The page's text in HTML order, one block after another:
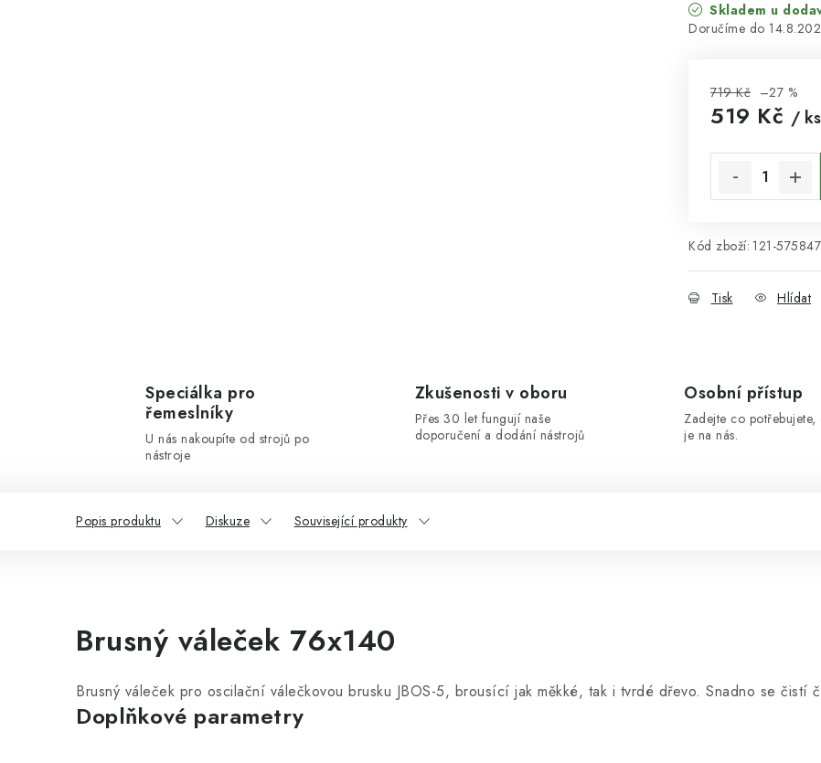
Skladem u
719 Kč –27 %
519 Kč / ks
Kód zboží: 121-575847
Tisk Hlídat
Speciálka pro
řemeslníky
U nás nakoupíte od strojů po
nástroje
Zkušenosti v oboru
Přes 30 let fungují naše
doporučení a dodání nástrojů
Osobní přístup
Zadejte co potřebujete,
je na nás.
Popis produktu Diskuze Související produkty
Brusný váleček 76x140
Brusný váleček pro oscilační válečkovou brusku JBOS-5, brousící jak měkké, tak i tvrdé dřevo. Snadno se čistí
Doplňkové parametry